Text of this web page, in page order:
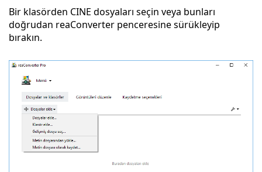
Bir klasörden CINE dosyaları seçin veya bunları
doğrudan reaConverter penceresine sürükleyip
bırakın.